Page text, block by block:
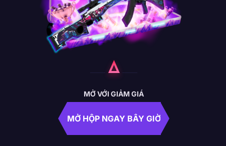
MỞ VỚI GIẢM GIÁ
MỞ HỘP NGAY BÂY GIỜ